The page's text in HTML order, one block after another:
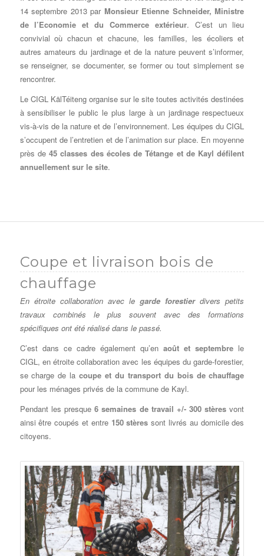
14 septembre 2013 par Monsieur Etienne Schneider, Ministre
de l’Economie et du Commerce extérieur. C’est un lieu
convivial où chacun et chacune, les familles, les écoliers et
autres amateurs du jardinage et de la nature peuvent s’informer,
se renseigner, se documenter, se former ou tout simplement se
rencontrer.
Le CIGL KälTéiteng organise sur le site toutes activités destinées
à sensibiliser le public le plus large à un jardinage respectueux
vis-à-vis de la nature et de l’environnement. Les équipes du CIGL
s’occupent de l’entretien et de l’animation sur place. En moyenne
près de45 classes des écoles de Tétange et de Kayl défilent
annuellement sur le site.
Coupe et livraison bois de
chauffage
En étroite collaboration avec legarde forestierdivers petits
travaux combinés le plus souvent avec des formations
spécifiques ont été réalisé dans le passé.
C’est dans ce cadre également qu’enaoût et septembre le
CIGL, en étroite collaboration avec les équipes du garde-forestier,
se charge de lacoupe et du transport du bois de chauffage
pour les ménages privés de la commune de Kayl.
Pendant les presque6 semaines de travail +/- 300 stères vont
ainsi être coupés et entre 150 stères sont livrés au domicile des
citoyens.